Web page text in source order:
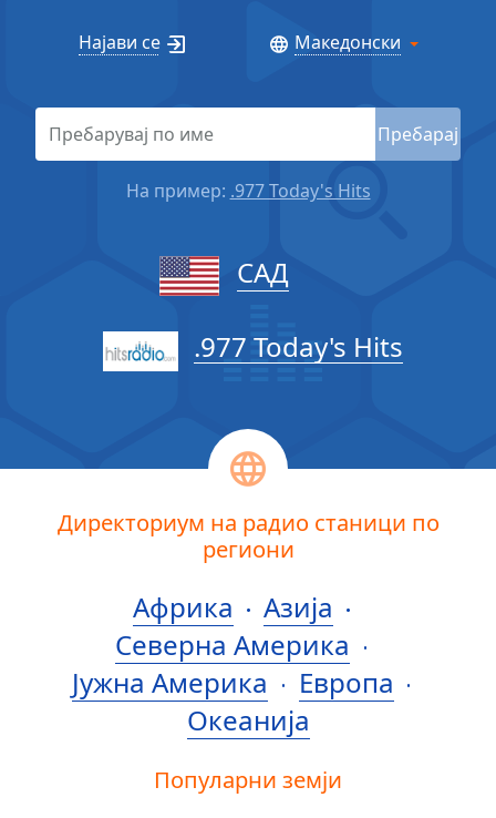
Македонски
Најави се
Пребарај
На пример: .977 Today's Hits
САД
.977 Today's Hits
Директориум на радио станици по
региони
Африка
Азија
Северна Америка
Јужна Америка
Европа
Океанија
Популарни земји